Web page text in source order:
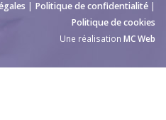
| Politique de confidentialité |
Politique de cookies
Une réalisation MC Web